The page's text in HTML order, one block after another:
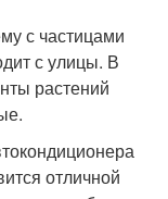
с частицами
с улицы. В
растений
отличной